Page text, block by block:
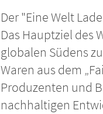
Der "Eine Welt
Das Hauptziel des
globalen Südens
Waren aus dem
Produzenten und
nachhaltigen